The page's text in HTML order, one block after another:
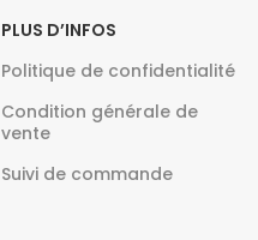
PLUS D’INFOS
Politique de confidentialité
Condition générale de
vente
Suivi de commande